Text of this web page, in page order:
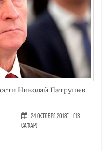
Николай Патрушев
24 Октября 2018г. (13
Сафар)